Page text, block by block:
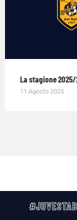
La stagione
11 Agosto 2025